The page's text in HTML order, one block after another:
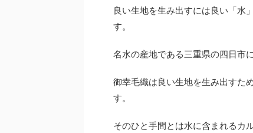
良い生地を生み出すには良い「水
す。
名水の産地である三重県の四日市
御幸毛織は良い生地を生み出すた
す。
そのひと手間とは水に含まれるカ